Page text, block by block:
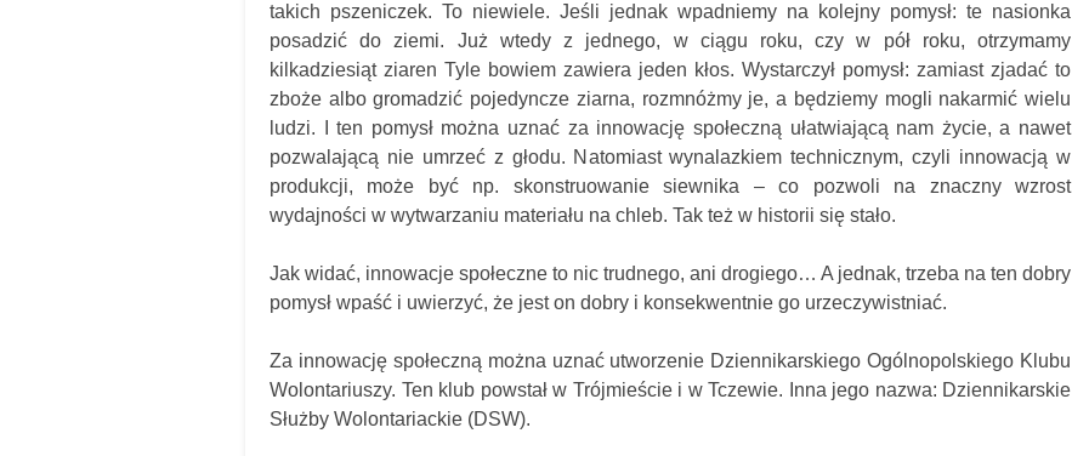
takich pszeniczek. To niewiele. Jeśli jednak wpadniemy na kolejny pomysł: te nasionka
posadzić do ziemi. Już wtedy z jednego, w ciągu roku, czy w pół roku, otrzymamy
kilkadziesiąt ziaren Tyle bowiem zawiera jeden kłos. Wystarczył pomysł: zamiast zjadać to
zboże albo gromadzić pojedyncze ziarna, rozmnóżmy je, a będziemy mogli nakarmić wielu
ludzi. I ten pomysł można uznać za innowację społeczną ułatwiającą nam życie, a nawet
pozwalającą nie umrzeć z głodu. Natomiast wynalazkiem technicznym, czyli innowacją w
produkcji, może być np. skonstruowanie siewnika – co pozwoli na znaczny wzrost
wydajności w wytwarzaniu materiału na chleb. Tak też w historii się stało.
Jak widać, innowacje społeczne to nic trudnego, ani drogiego… A jednak, trzeba na ten dobry
pomysł wpaść i uwierzyć, że jest on dobry i konsekwentnie go urzeczywistniać.
Za innowację społeczną można uznać utworzenie Dziennikarskiego Ogólnopolskiego Klubu
Wolontariuszy. Ten klub powstał w Trójmieście i w Tczewie. Inna jego nazwa: Dziennikarskie
Służby Wolontariackie (DSW).